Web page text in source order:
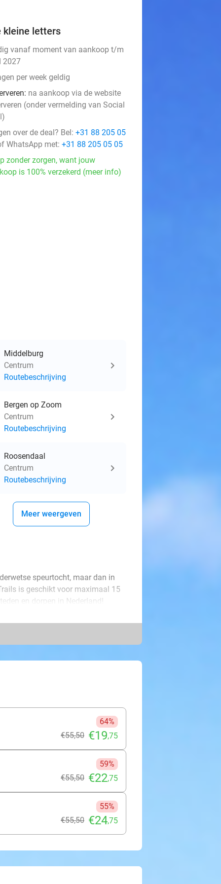
kleine letters
vanaf moment van aankoop t/m
2027
per week geldig
na aankoop via de website
(onder vermelding van Social
over de deal? Bel: +31 88 205 05
WhatsApp met: +31 88 205 05 05
zonder zorgen, want jouw
is 100% verzekerd (meer info)
Middelburg
Centrum
Routebeschrijving
Bergen op Zoom
Centrum
Routebeschrijving
Roosendaal
Centrum
Routebeschrijving
Meer weergeven
speurtocht, maar dan in
is geschikt voor maximaal 15
en dorpen in Nederland!
ontvangen ze per groep
de omgeving. Als ouder ben je
je zelf de tijdsduur instellen en
64%
€55,50 €19,75
59%
€55,50 €22,75
55%
€55,50 €24,75